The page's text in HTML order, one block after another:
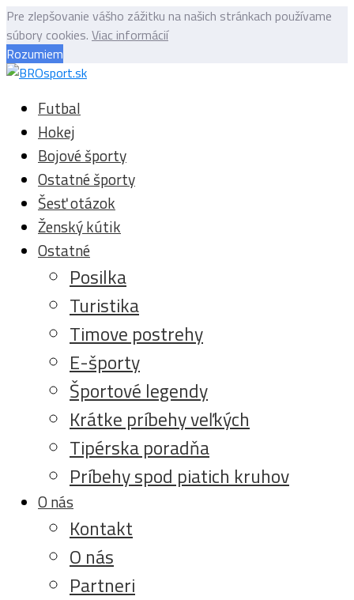
Pre zlepšovanie vášho zážitku na našich stránkach používame
súbory cookies. Viac informácií
Rozumiem
Futbal
Hokej
Bojové športy
Ostatné športy
Šesť otázok
Ženský kútik
Ostatné
Posilka
Turistika
Timove postrehy
E-športy
Športové legendy
Krátke príbehy veľkých
Tipérska poradňa
Príbehy spod piatich kruhov
O nás
Kontakt
O nás
Partneri